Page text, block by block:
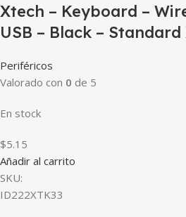
Xtech – Keyboard –
USB – Black – Standard
Periféricos
Valorado con 0 de 5
En stock
$5.15
Añadir al carrito
SKU:
ID222XTK33